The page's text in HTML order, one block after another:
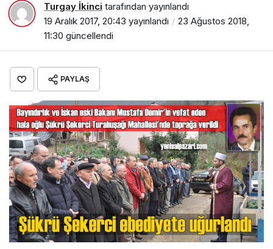
Turgay İkinci tarafından yayınlandı
19 Aralık 2017, 20:43 yayınlandı
23 Ağustos 2018,
11:30 güncellendi
PAYLAŞ